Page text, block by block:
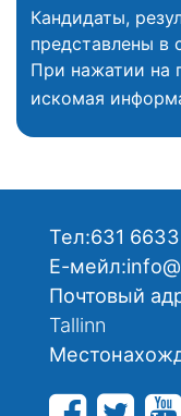
Кандидаты,
представлены в
При нажатии на
искомая
Тел:631 6633
Е-мейл:
Почтовый
Tallinn